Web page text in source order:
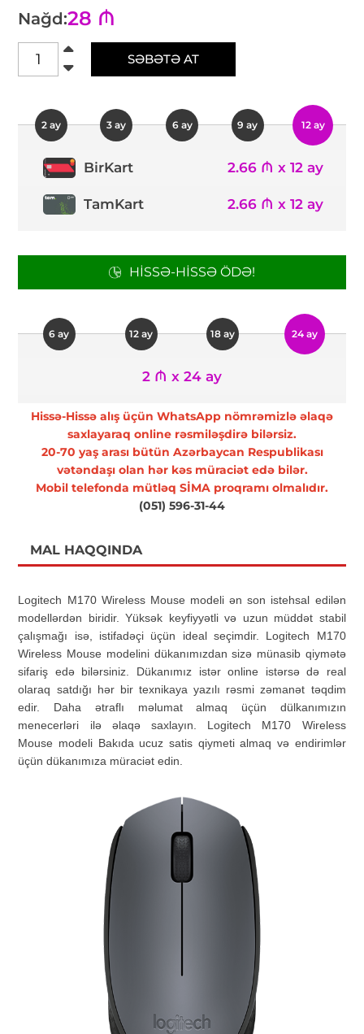
Nağd:28 ₼
SƏBƏTƏ AT
2 ay 3 ay 6 ay 9 ay 12 ay
BirKart 2.66 ₼ x 12 ay
TamKart 2.66 ₼ x 12 ay
HISSƏ-HISSƏ ÖDƏ!
6 ay 12 ay 18 ay 24 ay
2 ₼ x 24 ay
Hissə-Hissə alış üçün WhatsApp nömrəmizlə əlaqə
saxlayaraq online rəsmiləşdirə bilərsiz.
20-70 yaş arası bütün Azərbaycan Respublikası
vətəndaşı olan hər kəs müraciət edə bilər.
Mobil telefonda mütləq SİMA proqramı olmalıdır.
(051) 596-31-44
MAL HAQQINDA
Logitech M170 Wireless Mouse modeli ən son istehsal edilən
modellərdən biridir. Yüksək keyfiyyətli və uzun müddət stabil
çalışmağı isə, istifadəçi üçün ideal seçimdir. Logitech M170
Wireless Mouse modelini dükanımızdan sizə münasib qiymətə
sifariş edə bilərsiniz. Dükanımız istər online istərsə də real
olaraq satdığı hər bir texnikaya yazılı rəsmi zəmanət təqdim
edir. Daha ətraflı məlumat almaq üçün dülkanımızın
menecerləri ilə əlaqə saxlayın. Logitech M170 Wireless
Mouse modeli Bakıda ucuz satis qiymeti almaq və endirimlər
üçün dükanımıza müraciət edin.